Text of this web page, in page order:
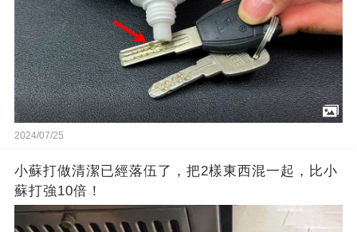
2024/07/25
小蘇打做清潔已經落伍了，把2樣東西混一起，比小
蘇打強10倍！